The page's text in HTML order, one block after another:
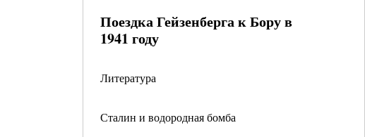
Поездка Гейзенберга к Бору в
1941 году
Литература
Сталин и водородная бомба